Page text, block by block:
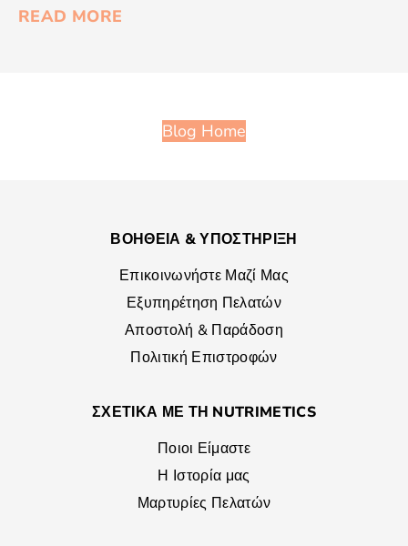
READ MORE
Blog Home
ΒΟΗΘΕΙΑ & ΥΠΟΣΤΗΡΙΞΗ
Επικοινωνήστε Μαζί Μας
Εξυπηρέτηση Πελατών
Αποστολή & Παράδοση
Πολιτική Επιστροφών
ΣΧΕΤΙΚΑ ΜΕ ΤΗ NUTRIMETICS
Ποιοι Είμαστε
Η Ιστορία μας
Μαρτυρίες Πελατών